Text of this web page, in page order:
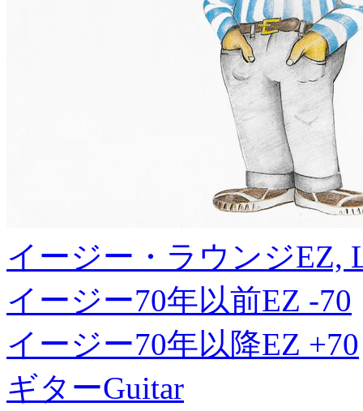
イージー・ラウンジEZ,
イージー70年以前EZ -70
イージー70年以降EZ +70
ギターGuitar